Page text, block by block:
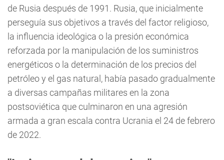
de Rusia después de 1991. Rusia, que inicialmente
perseguía sus objetivos a través del factor religioso,
la influencia ideológica o la presión económica
reforzada por la manipulación de los suministros
energéticos o la determinación de los precios del
petróleo y el gas natural, había pasado gradualmente
a diversas campañas militares en la zona
postsoviética que culminaron en una agresión
armada a gran escala contra Ucrania el 24 de febrero
de 2022.